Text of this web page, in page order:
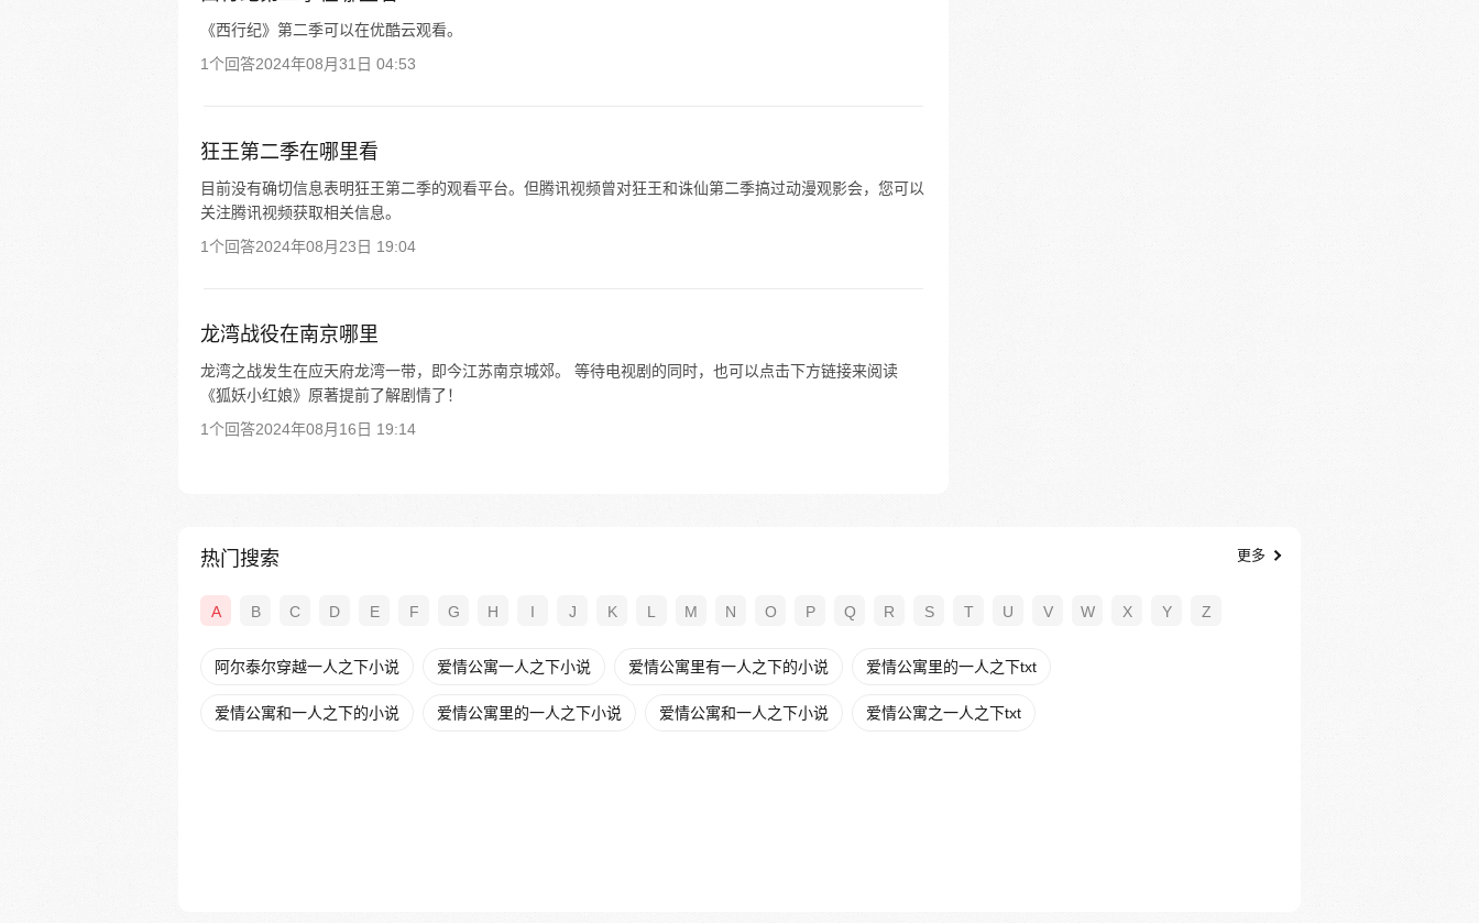
《西行纪》第二季可以在优酷云观看。
1个回答2024年08月31日 04:53
狂王第二季在哪里看
目前没有确切信息表明狂王第二季的观看平台。但腾讯视频曾对狂王和诛仙第二季搞过动漫观影会，您可以
关注腾讯视频获取相关信息。
1个回答2024年08月23日 19:04
龙湾战役在南京哪里
龙湾之战发生在应天府龙湾一带，即今江苏南京城郊。 等待电视剧的同时，也可以点击下方链接来阅读
《狐妖小红娘》原著提前了解剧情了！
1个回答2024年08月16日 19:14
热门搜索 更多
A B C D E F G H I J K L M N O P Q R S T U V W X Y Z
阿尔泰尔穿越一人之下小说 爱情公寓一人之下小说 爱情公寓里有一人之下的小说 爱情公寓里的一人之下txt
爱情公寓和一人之下的小说 爱情公寓里的一人之下小说 爱情公寓和一人之下小说 爱情公寓之一人之下txt